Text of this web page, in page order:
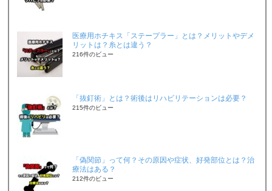
医療用ホチキス「ステープラー」とは？メリットやデメ
リットは？糸とは違う？
216件のビュー
「抜釘術」とは？術後はリハビリテーションは必要？
215件のビュー
「偽関節」って何？その原因や症状、好発部位とは？治
療法はある？
212件のビュー